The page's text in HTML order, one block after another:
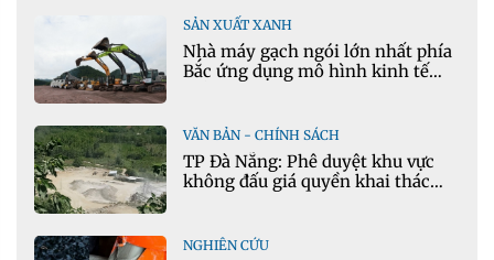
SẢN XUẤT XANH
Nhà máy gạch ngói lớn nhất phía
Bắc ứng dụng mô hình kinh tế
VĂN BẢN - CHÍNH SÁCH
TP Đà Nẵng: Phê duyệt khu vực
không đấu giá quyền khai thác
NGHIÊN CỨU